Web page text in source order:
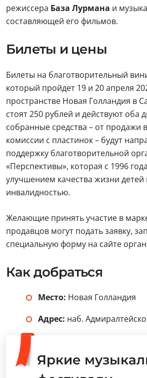
режиссера База Лурмана и
составляющей его фильмов.
Билеты и цены
Билеты на благотворительный
который пройдет 19 и 20 апреля
пространстве Новая Голландия в
стоят 250 рублей и действуют оба
собранные средства – от продажи
комиссии с пластинок – будут
поддержку благотворительной
«Перспективы», которая с 1996
улучшением качества жизни детей
инвалидностью.
Желающие принять участие в
продавцов могут подать заявку,
специальную форму на сайте
Как добраться
Место: Новая Голландия
Адрес: наб.
Яркие